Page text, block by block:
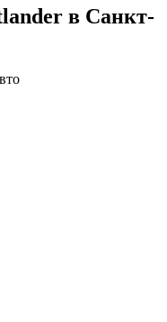
в Санкт-